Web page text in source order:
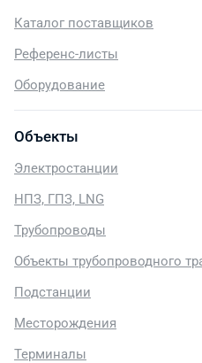
Каталог поставщиков
Референс-листы
Оборудование
Объекты
Электростанции
НПЗ, ГПЗ, LNG
Трубопроводы
Объекты трубопроводного
Подстанции
Месторождения
Терминалы